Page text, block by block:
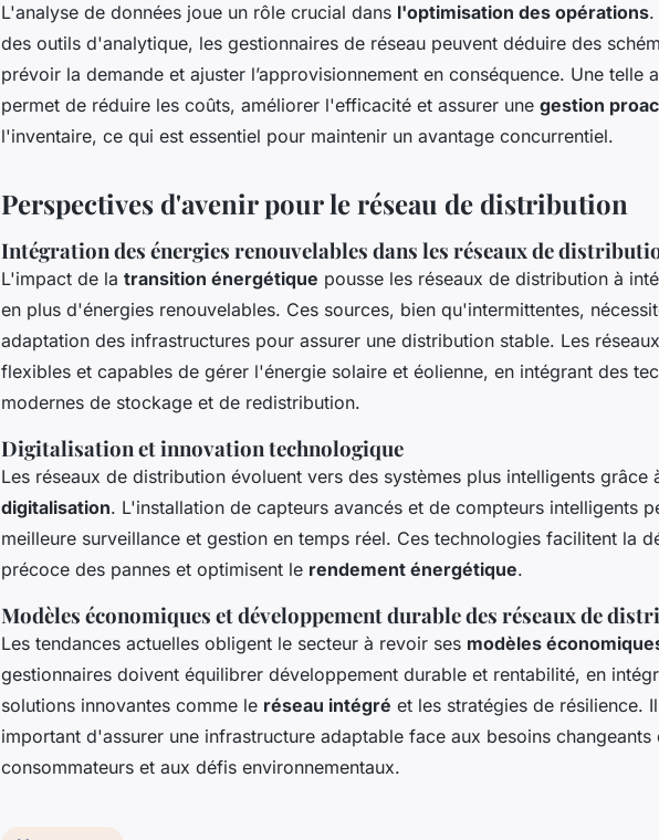
L'analyse de données joue un rôle crucial dans l'optimisation des opérations.
des outils d'analytique, les gestionnaires de réseau peuvent déduire des
prévoir la demande et ajuster l’approvisionnement en conséquence. Une telle
permet de réduire les coûts, améliorer l'efficacité et assurer une gestion
l'inventaire, ce qui est essentiel pour maintenir un avantage concurrentiel.
Perspectives d'avenir pour le réseau de distribution
Intégration des énergies renouvelables dans les réseaux de
L'impact de la transition énergétique pousse les réseaux de distribution à
en plus d'énergies renouvelables. Ces sources, bien qu'intermittentes,
adaptation des infrastructures pour assurer une distribution stable. Les
flexibles et capables de gérer l'énergie solaire et éolienne, en intégrant des
modernes de stockage et de redistribution.
Digitalisation et innovation technologique
Les réseaux de distribution évoluent vers des systèmes plus intelligents grâce
digitalisation. L'installation de capteurs avancés et de compteurs intelligents
meilleure surveillance et gestion en temps réel. Ces technologies facilitent la
précoce des pannes et optimisent le rendement énergétique.
Modèles économiques et développement durable des réseaux de
Les tendances actuelles obligent le secteur à revoir ses modèles
gestionnaires doivent équilibrer développement durable et rentabilité, en
solutions innovantes comme le réseau intégré et les stratégies de résilience.
important d'assurer une infrastructure adaptable face aux besoins changeants
consommateurs et aux défis environnementaux.